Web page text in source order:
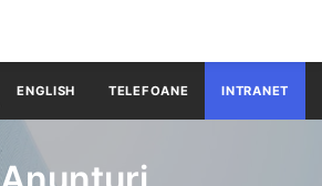
ENGLISH TELEFOANE INTRANET